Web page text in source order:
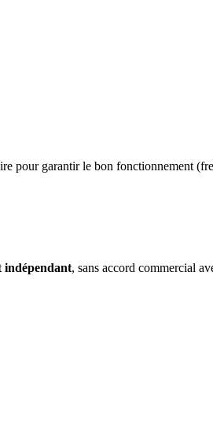
pour garantir le bon fonctionnement
indépendant, sans accord commercial